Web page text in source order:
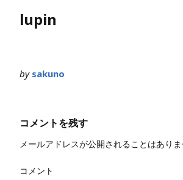
lupin
by sakuno
コメントを残す
メールアドレスが公開されることはありま
コメント